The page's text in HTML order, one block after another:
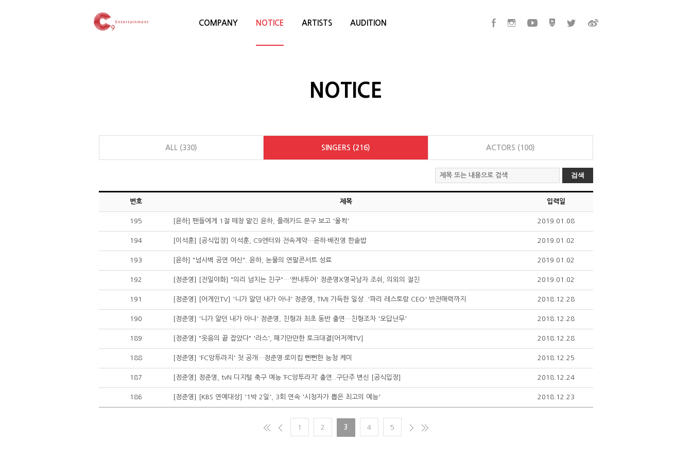
COMPANY NOTICE ARTISTS AUDITION
NOTICE
ALL (330) SINGERS (216) ACTORS (100)
검색
번호 제목 입력일
195 [윤하] 팬들에게 1절 떼창 맡긴 윤하, 플래카드 문구 보고 '울컥' 2019.01.08
194 [이석훈] [공식입장] 이석훈, C9엔터와 전속계약…윤하·배진영 한솥밥 2019.01.02
193 [윤하] "넘사벽 공연 여신"..윤하, 눈물의 연말콘서트 성료 2019.01.02
192 [정준영] [전일야화] "의리 넘치는 친구"…'짠내투어' 정준영X영국남자 조쉬, 의외의 절친 2019.01.02
191 [정준영] [어게인TV] '니가 알던 내가 아냐' 정준영, TMI 가득한 일상..'파리 레스토랑 CEO' 반전매력까지 2018.12.28
190 [정준영] '니가 알던 내가 아냐' 정준영, 친형과 최초 동반 출연…친형조차 '오답난무' 2018.12.28
189 [정준영] "웃음의 끝 잡았다" '라스', 패기만만한 토크대결[어저께TV] 2018.12.28
188 [정준영] 'FC앙투라지' 첫 공개…정준영·로이킴 뻔뻔한 능청 케미 2018.12.25
187 [정준영] 정준영, tvN 디지털 축구 예능 ‘FC앙투라지’ 출연..구단주 변신 [공식입장] 2018.12.24
186 [정준영] [KBS 연예대상] '1박 2일', 3회 연속 '시청자가 뽑은 최고의 예능' 2018.12.23
1 2 3 4 5